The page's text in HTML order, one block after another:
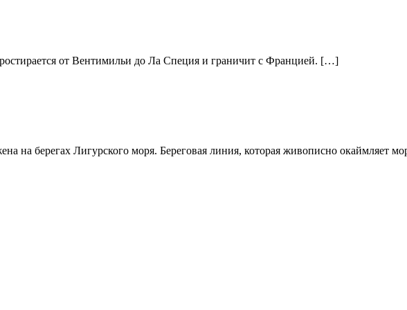
от Вентимильи до Ла Специя и граничит с Францией. […]
на берегах Лигурского моря. Береговая линия, которая живописно окаймляет